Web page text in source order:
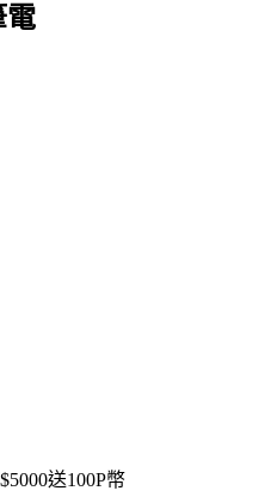
電
送100P幣